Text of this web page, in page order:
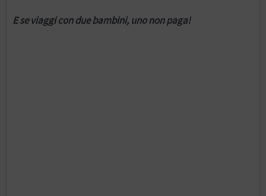
E se viaggi con due bambini, uno non paga!